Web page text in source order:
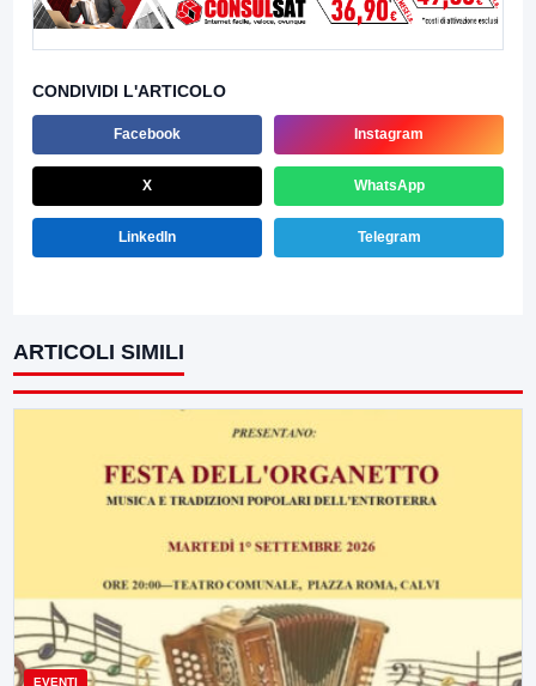
CONDIVIDI L'ARTICOLO
Facebook Instagram
X WhatsApp
LinkedIn Telegram
ARTICOLI SIMILI
EVENTI